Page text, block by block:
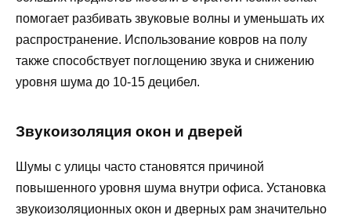
помогает разбивать звуковые волны и уменьшать их
распространение. Использование ковров на полу
также способствует поглощению звука и снижению
уровня шума до 10-15 децибел.
Звукоизоляция окон и дверей
Шумы с улицы часто становятся причиной
повышенного уровня шума внутри офиса. Установка
звукоизоляционных окон и дверных рам значительно